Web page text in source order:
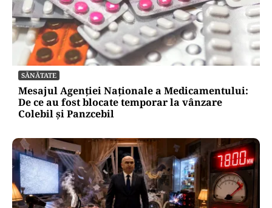
POLITICĂ
Ciprian Șerban îl acuză pe Ilie Bolojan de
dezinformare în scandalul proiectului Bala II:
„A fost blocat de Comisia Europeană, nu
abandonat”